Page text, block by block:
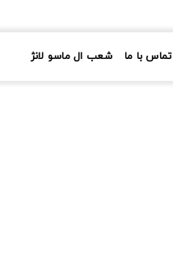
تماس با ما شعب ال ماسو لانژ